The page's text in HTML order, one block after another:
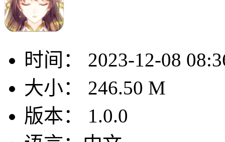
时间：
2023-12-08
大小：
246.50 M
版本：
1.0.0